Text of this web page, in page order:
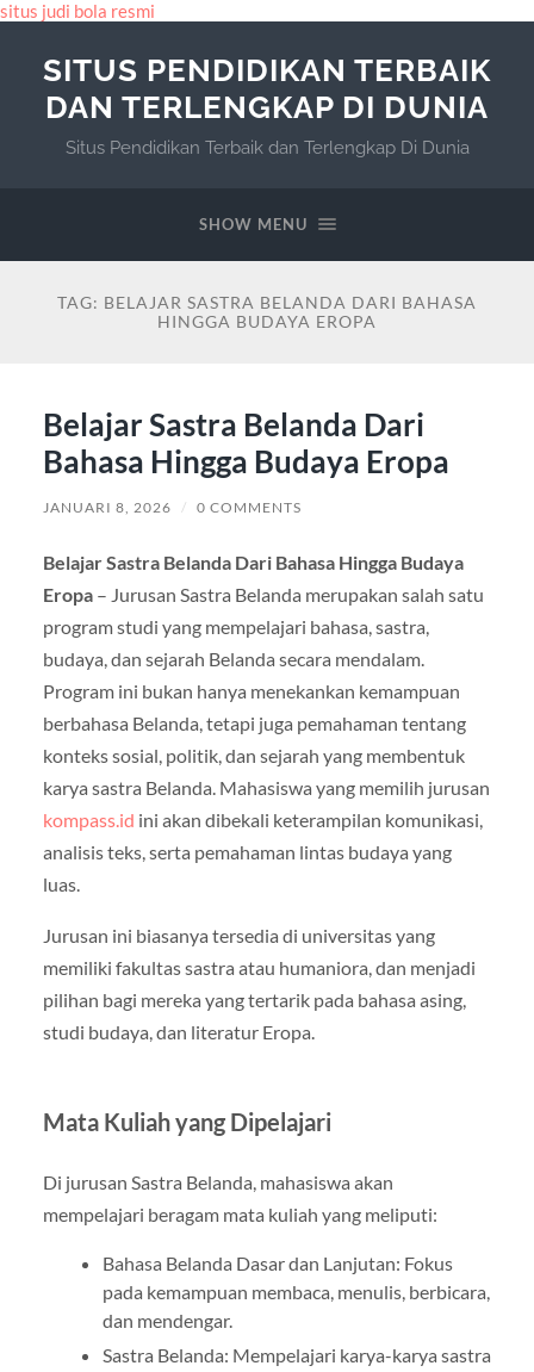
situs judi bola resmi
SITUS PENDIDIKAN TERBAIK
DAN TERLENGKAP DI DUNIA
Situs Pendidikan Terbaik dan Terlengkap Di Dunia
SHOW MENU
TAG: BELAJAR SASTRA BELANDA DARI BAHASA
HINGGA BUDAYA EROPA
Belajar Sastra Belanda Dari
Bahasa Hingga Budaya Eropa
JANUARI 8, 2026 / 0 COMMENTS
Belajar Sastra Belanda Dari Bahasa Hingga Budaya
Eropa– Jurusan Sastra Belanda merupakan salah satu
program studi yang mempelajari bahasa, sastra,
budaya, dan sejarah Belanda secara mendalam.
Program ini bukan hanya menekankan kemampuan
berbahasa Belanda, tetapi juga pemahaman tentang
konteks sosial, politik, dan sejarah yang membentuk
karya sastra Belanda. Mahasiswa yang memilih jurusan
kompass.id ini akan dibekali keterampilan komunikasi,
analisis teks, serta pemahaman lintas budaya yang
luas.
Jurusan ini biasanya tersedia di universitas yang
memiliki fakultas sastra atau humaniora, dan menjadi
pilihan bagi mereka yang tertarik pada bahasa asing,
studi budaya, dan literatur Eropa.
Mata Kuliah yang Dipelajari
Di jurusan Sastra Belanda, mahasiswa akan
mempelajari beragam mata kuliah yang meliputi:
Bahasa Belanda Dasar dan Lanjutan: Fokus
pada kemampuan membaca, menulis, berbicara,
dan mendengar.
Sastra Belanda: Mempelajari karya-karya sastra